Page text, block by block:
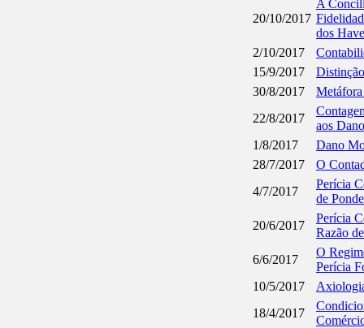
20/10/2017
A
dos
2/10/2017
15/9/2017
30/8/2017
22/8/2017
aos
1/8/2017
Dano
28/7/2017
O
4/7/2017
Perícia
de
20/6/2017
Perícia
Razão
6/6/2017
O
Perícia
10/5/2017
18/4/2017